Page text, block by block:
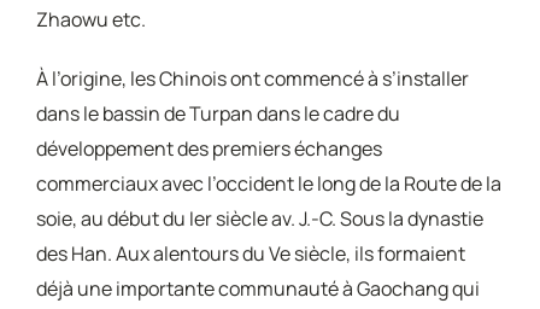
Zhaowu etc.
À l’origine, les Chinois ont commencé à s’installer
dans le bassin de Turpan dans le cadre du
développement des premiers échanges
commerciaux avec l’occident le long de la Route de la
soie, au début du Ier siècle av. J.-C. Sous la dynastie
des Han. Aux alentours du Ve siècle, ils formaient
déjà une importante communauté à Gaochang qui